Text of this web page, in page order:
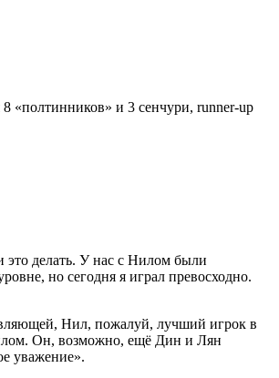
«полтинников» и 3 сенчури, runner-up
это делать. У нас с Нилом были
но сегодня я играл превосходно.
Нил, пожалуй, лучший игрок в
Он, возможно, ещё Дин и Лян
уважение».